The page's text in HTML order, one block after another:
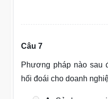
Câu 7
Phương pháp nào sau
hối đoái cho doanh